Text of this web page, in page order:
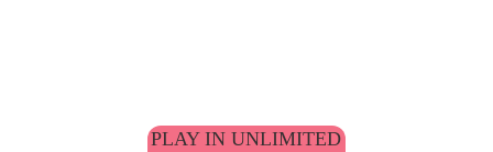
PLAY IN UNLIMITED